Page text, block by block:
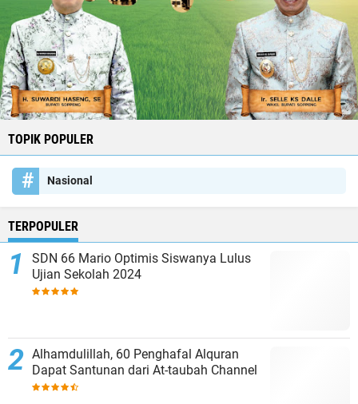
TOPIK POPULER
Nasional
TERPOPULER
SDN 66 Mario Optimis Siswanya Lulus
Ujian Sekolah 2024
Alhamdulillah, 60 Penghafal Alquran
Dapat Santunan dari At-taubah Channel